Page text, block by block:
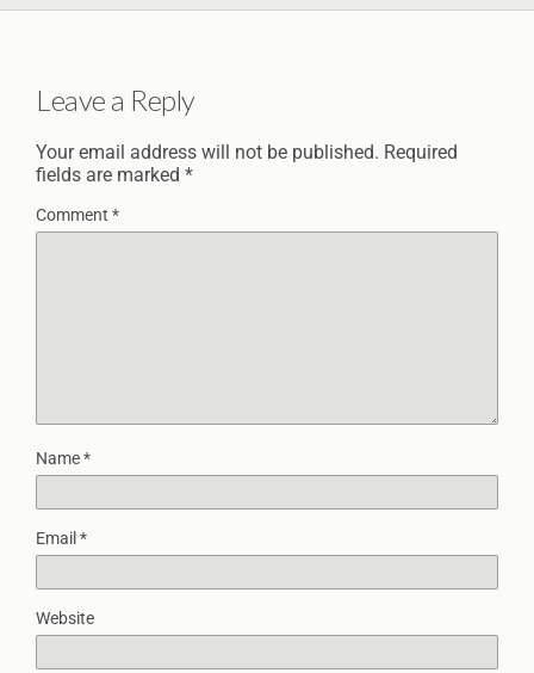
Leave a Reply
Your email address will not be published. Required
fields are marked *
Comment *
Name*
Email *
Website